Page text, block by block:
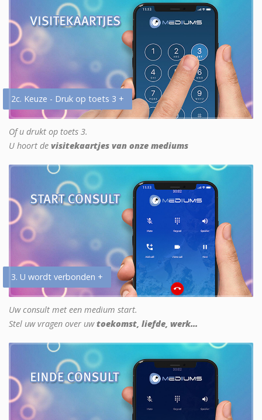
2c. Keuze - Druk op toets 3 +
Of u drukt op toets 3.
U hoort de visitekaartjes van onze mediums
3. U wordt verbonden +
Uw consult met een medium start.
Stel uw vragen over uwtoekomst, liefde, werk...